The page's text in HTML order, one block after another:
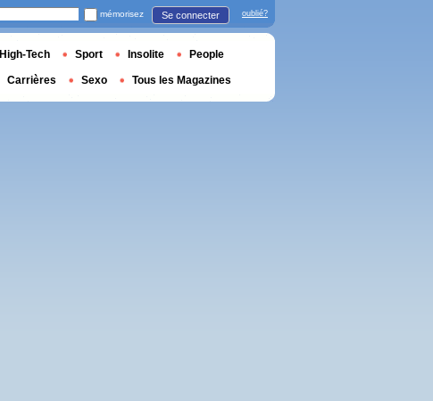
mémorisez Se connecter oublié?
High-Tech Sport Insolite People
Carrières Sexo Tous les Magazines